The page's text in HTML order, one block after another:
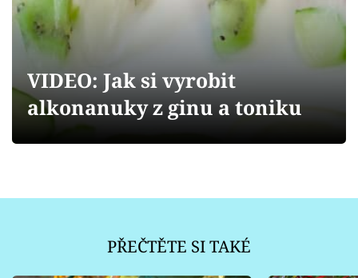
Přihlášení
Sledujte nás
VIDEO: Jak si vyrobit
alkonanuky z ginu a toniku
PŘEČTĚTE SI TAKÉ